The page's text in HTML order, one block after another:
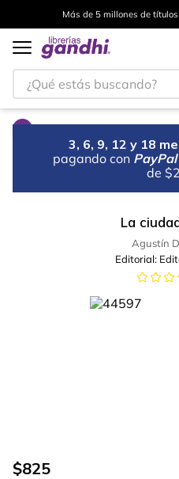
Más de 5 millones de
¿Qué estás buscando?
3, 6, 9, 12 y 18
pagando con PayPal
de
La
Agustín
Editorial:
$825